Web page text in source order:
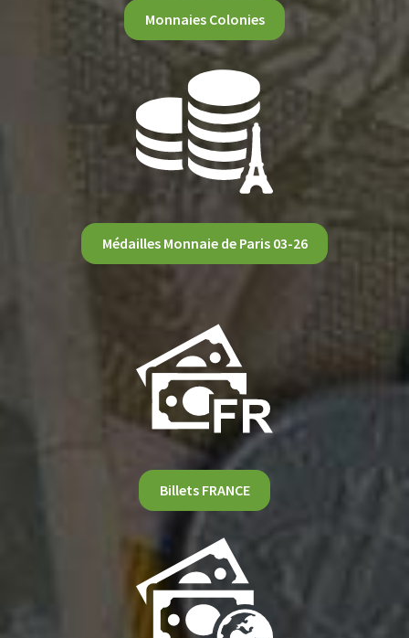
Monnaies Colonies
Médailles Monnaie de Paris 03-26
Billets FRANCE